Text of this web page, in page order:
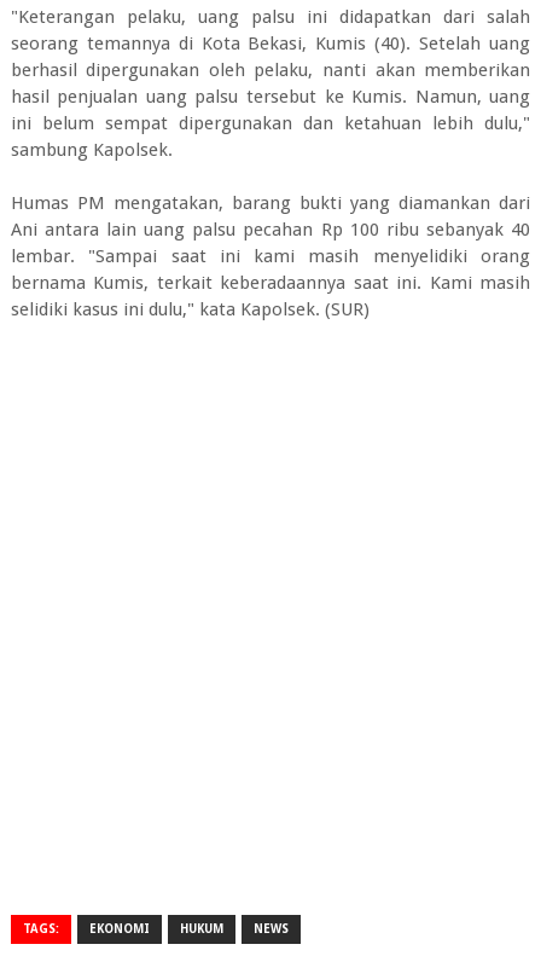
"Keterangan pelaku, uang palsu ini didapatkan dari salah
seorang temannya di Kota Bekasi, Kumis (40). Setelah uang
berhasil dipergunakan oleh pelaku, nanti akan memberikan
hasil penjualan uang palsu tersebut ke Kumis. Namun, uang
ini belum sempat dipergunakan dan ketahuan lebih dulu,"
sambung Kapolsek.
Humas PM mengatakan, barang bukti yang diamankan dari
Ani antara lain uang palsu pecahan Rp 100 ribu sebanyak 40
lembar. "Sampai saat ini kami masih menyelidiki orang
bernama Kumis, terkait keberadaannya saat ini. Kami masih
selidiki kasus ini dulu," kata Kapolsek. (SUR)
TAGS: EKONOMI HUKUM NEWS